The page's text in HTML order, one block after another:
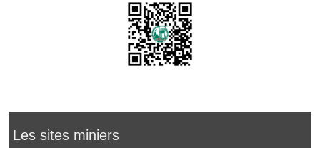
Les sites miniers